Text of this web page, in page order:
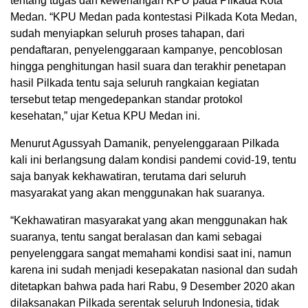
Medan. “KPU Medan pada kontestasi Pilkada Kota Medan,
sudah menyiapkan seluruh proses tahapan, dari
pendaftaran, penyelenggaraan kampanye, pencoblosan
hingga penghitungan hasil suara dan terakhir penetapan
hasil Pilkada tentu saja seluruh rangkaian kegiatan
tersebut tetap mengedepankan standar protokol
kesehatan,” ujar Ketua KPU Medan ini.
Menurut Agussyah Damanik, penyelenggaraan Pilkada
kali ini berlangsung dalam kondisi pandemi covid-19, tentu
saja banyak kekhawatiran, terutama dari seluruh
masyarakat yang akan menggunakan hak suaranya.
“Kekhawatiran masyarakat yang akan menggunakan hak
suaranya, tentu sangat beralasan dan kami sebagai
penyelenggara sangat memahami kondisi saat ini, namun
karena ini sudah menjadi kesepakatan nasional dan sudah
ditetapkan bahwa pada hari Rabu, 9 Desember 2020 akan
dilaksanakan Pilkada serentak seluruh Indonesia, tidak